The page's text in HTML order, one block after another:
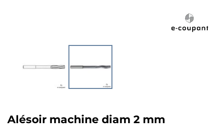
Alésoir machine diam 2 mm